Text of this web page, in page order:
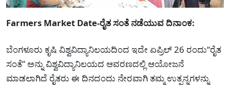
Farmers Market Date-ರೈತ ಸಂತೆ ನಡೆಯುವ ದಿನಾಂಕ:
ಬೆಂಗಳೂರು ಕೃಷಿ ವಿಶ್ವವಿದ್ಯಾನಿಲಯದಿಂದ ಇದೇ ಏಪ್ರಿಲ್ 26 ರಂದು“ರೈತ
ಸಂತೆ” ಅನ್ನು ವಿಶ್ವವಿದ್ಯಾನಿಲಯದ ಆವರಣದಲ್ಲಿ ಆಯೋಜನೆ
ಮಾಡಲಾಗಿದೆ ರೈತರು ಈ ದಿನದಂದು ನೇರವಾಗಿ ತಮ್ಮ ಉತ್ಪನ್ನಗಳನ್ನು